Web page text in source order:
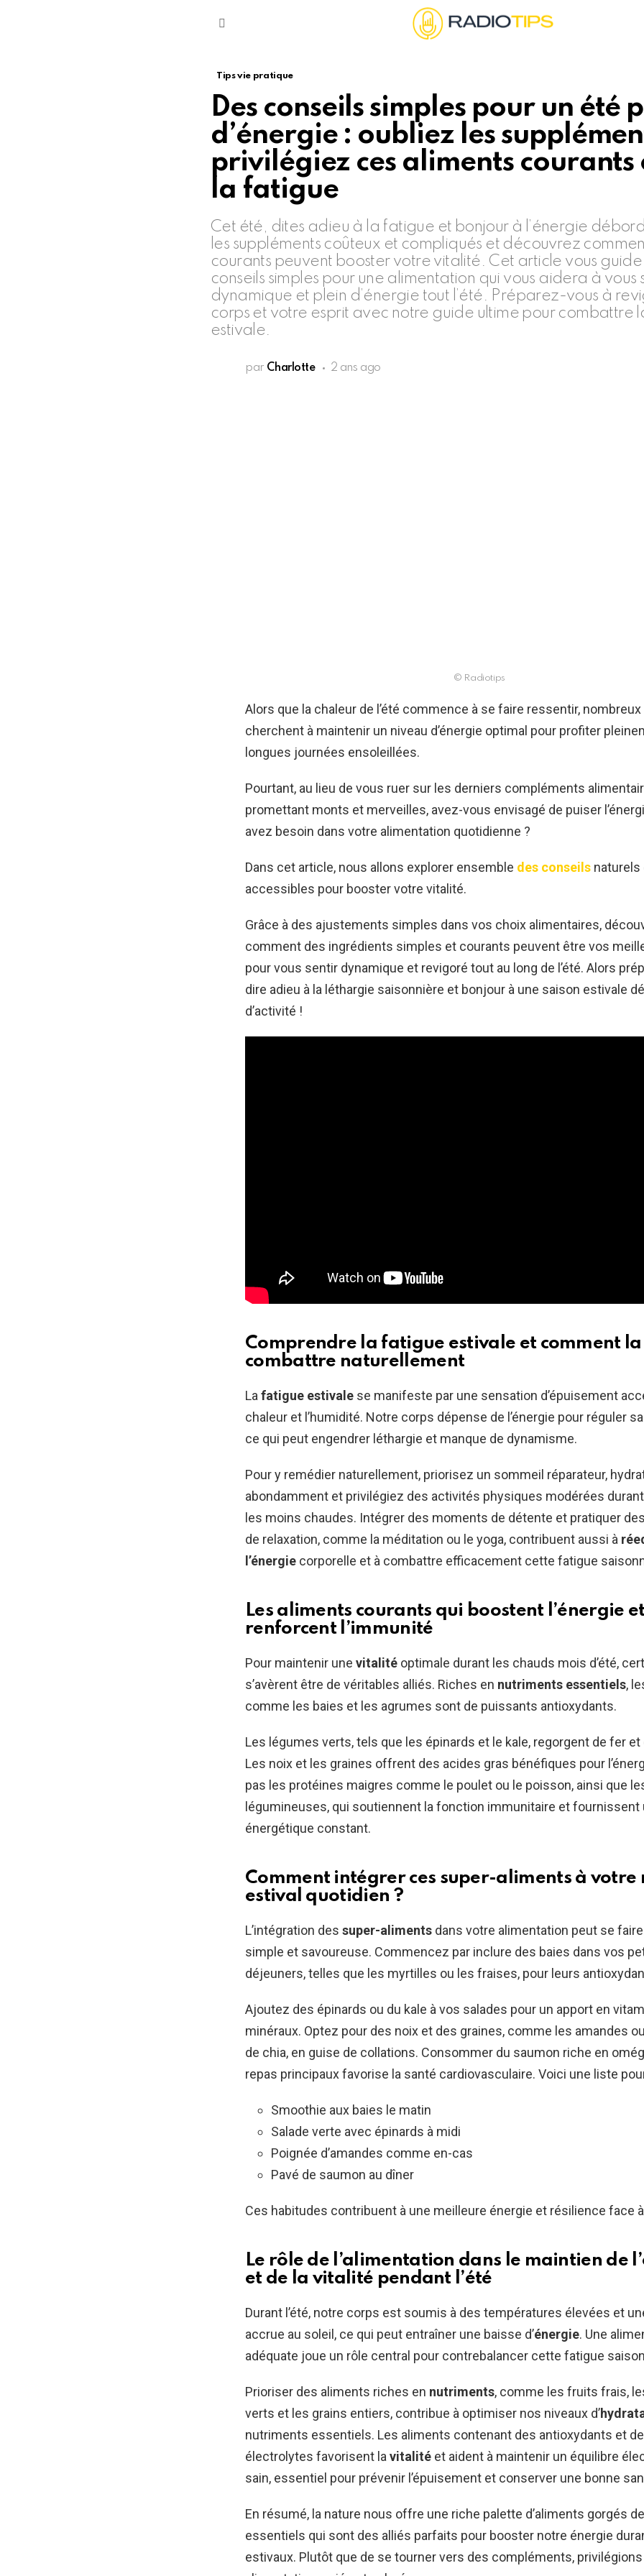
Tips vie pratique
Des conseils simples pour un été
d’énergie : oubliez les
privilégiez ces aliments courants
la fatigue
Cet été, dites adieu à la fatigue et bonjour à l’énergie
les suppléments coûteux et compliqués et découvrez
courants peuvent booster votre vitalité. Cet article vous
conseils simples pour une alimentation qui vous aidera à vous
dynamique et plein d’énergie tout l’été. Préparez-vous à
corps et votre esprit avec notre guide ultime pour combattre
estivale.
par Charlotte 2 ans ago
© Radiotips
Alors que la chaleur de l’été commence à se faire ressentir,
cherchent à maintenir un niveau d’énergie optimal pour profiter
longues journées ensoleillées.
Pourtant, au lieu de vous ruer sur les derniers compléments
promettant monts et merveilles, avez-vous envisagé de puiser
avez besoin dans votre alimentation quotidienne ?
Dans cet article, nous allons explorer ensemble des conseils naturels
accessibles pour booster votre vitalité.
Grâce à des ajustements simples dans vos choix alimentaires,
comment des ingrédients simples et courants peuvent être vos
pour vous sentir dynamique et revigoré tout au long de l’été. Alors
dire adieu à la léthargie saisonnière et bonjour à une saison estivale
d’activité !
Comprendre la fatigue estivale et comment la
combattre naturellement
La fatigue estivale se manifeste par une sensation d’épuisement
chaleur et l’humidité. Notre corps dépense de l’énergie pour réguler
ce qui peut engendrer léthargie et manque de dynamisme.
Pour y remédier naturellement, priorisez un sommeil réparateur,
abondamment et privilégiez des activités physiques modérées
les moins chaudes. Intégrer des moments de détente et pratiquer
de relaxation, comme la méditation ou le yoga, contribuent aussi à
l’énergie corporelle et à combattre efficacement cette fatigue
Les aliments courants qui boostent l’énergie
renforcent l’immunité
Pour maintenir une vitalité optimale durant les chauds mois d’été,
s’avèrent être de véritables alliés. Riches en nutriments essentiels,
comme les baies et les agrumes sont de puissants antioxydants.
Les légumes verts, tels que les épinards et le kale, regorgent de fer
Les noix et les graines offrent des acides gras bénéfiques pour
pas les protéines maigres comme le poulet ou le poisson, ainsi que
légumineuses, qui soutiennent la fonction immunitaire et fournissent
énergétique constant.
Comment intégrer ces super-alimentsà votre
estival quotidien ?
L’intégration des super-aliments dans votre alimentation peut se
simple et savoureuse. Commencez par inclure des baies dans vos
déjeuners, telles que les myrtilles ou les fraises, pour leurs
Ajoutez des épinards ou du kale à vos salades pour un apport en
minéraux. Optez pour des noix et des graines, comme les amandes
de chia, en guise de collations. Consommer du saumon riche en
repas principaux favorise la santé cardiovasculaire. Voici une liste
Smoothie aux baies le matin
Salade verte avec épinards à midi
Poignée d’amandes comme en-cas
Pavé de saumon au dîner
Ces habitudes contribuent à une meilleure énergie et résilience face
Le rôle de l’alimentation dans le maintien de
et de la vitalité pendant l’été
Durant l’été, notre corps est soumis à des températures élevées et
accrue au soleil, ce qui peut entraîner une baisse d’énergie. Une
adéquate joue un rôle central pour contrebalancer cette fatigue
Prioriser des aliments riches en nutriments, comme les fruits frais,
verts et les grains entiers, contribue à optimiser nos niveaux d’
nutriments essentiels. Les aliments contenant des antioxydants et
électrolytes favorisent la vitalité et aident à maintenir un équilibre
sain, essentiel pour prévenir l’épuisement et conserver une bonne
En résumé, la nature nous offre une riche palette d’aliments gorgés
essentiels qui sont des alliés parfaits pour booster notre énergie
estivaux. Plutôt que de se tourner vers des compléments,